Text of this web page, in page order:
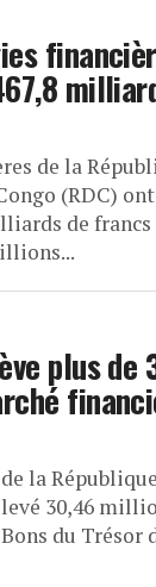
de la
(RDC)
de
plus
la
30,46
du Trésor